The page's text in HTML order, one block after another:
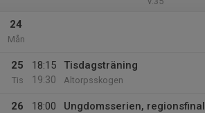
24
Mån
25
Tis
18:15
19:30
Tisdagsträning
Altorpsskogen
26
18:00
Ungdomsserien, regionsfinal